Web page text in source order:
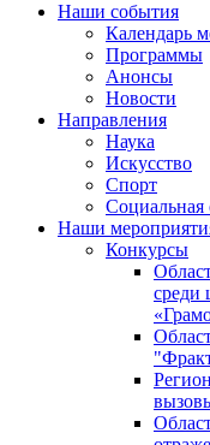
Наши события
Календарь
Программы
Анонсы
Новости
Направления
Наука
Искусство
Спорт
Социальная
Наши
Конкурсы
среди